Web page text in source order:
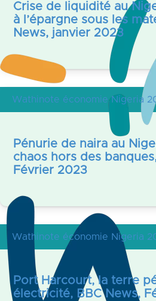
Crise de liquidité au
à l’épargne sous les
News, janvier 2023
Wathinote économie Nigeria
Pénurie de naira au
chaos hors des
Février 2023
Wathinote économie Nigeria
Port Harcourt, la terre
électricité, BBC News,